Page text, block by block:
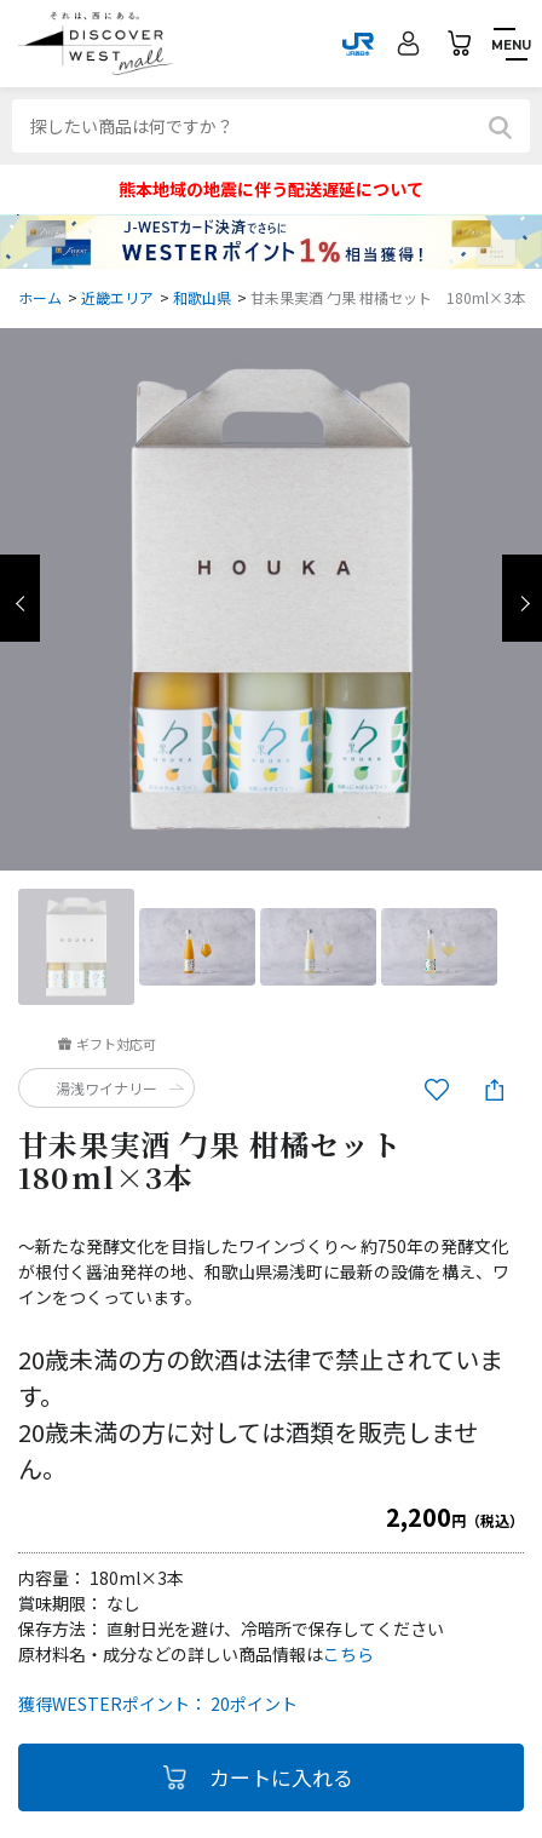
MENU
熊本地域の地震に伴う配送遅延について
ホーム > 近畿エリア > 和歌山県 > 甘未果実酒 勹果 柑橘セット 180ml×3本
甘未果実酒 勹果 柑橘セット
180ml×3本
ギフト対応可
～新たな発酵文化を目指したワインづくり～ 約750年の発酵文化
が根付く醤油発祥の地、和歌山県湯浅町に最新の設備を構え、ワ
インをつくっています。
20歳未満の方の飲酒は法律で禁止されていま
す。
20歳未満の方に対しては酒類を販売しませ
ん。
2,200円（税込）
内容量： 180ml×3本
賞味期限： なし
保存方法： 直射日光を避け、冷暗所で保存してください
獲得WESTERポイント： 20ポイント
原材料名・成分などの詳しい商品情報はこちら
湯浅ワイナリー